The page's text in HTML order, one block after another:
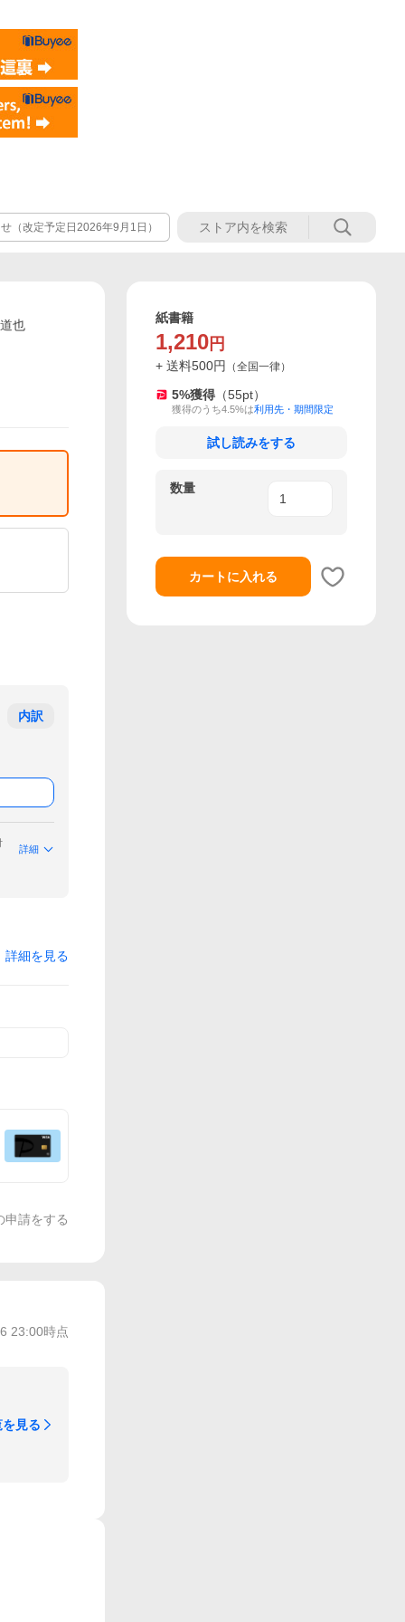
（改定予定日2026年9月1日）
也
内訳
詳細
詳細を見る
申請をする
23:00時点
見る
紙書籍
1,210 円
+ 送料500円 （全国一律）
5%獲得 （55pt）
獲得のうち4.5%は利用先・期間限定
試し読みをする
数量
カートに入れる